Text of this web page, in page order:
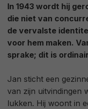
In 1943 wordt hij
die niet van
de vervalste
voor hem maken.
sprake; dit is
Jan sticht een
van zijn uitvindingen
lukken. Hij woont in